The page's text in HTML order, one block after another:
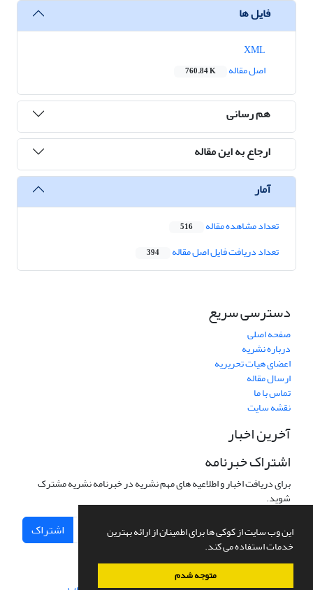
این وب سایت از کوکی ها برای اطمینان از ارائه بهترین
خدمات استفاده می کند.
متوجه شدم
فایل ها
اصل مقاله
760.84 K
هم رسانی
ارجاع به این مقاله
آمار
تعداد مشاهده مقاله 516
تعداد دریافت فایل اصل مقاله 394
دسترسی سریع
صفحه اصلی
درباره نشریه
اعضای هیات تحریریه
ارسال مقاله
تماس با ما
نقشه سایت
آخرین اخبار
اشتراک خبرنامه
برای دریافت اخبار و اطلاعیه های مهم نشریه در خبرنامه نشریه مشترک
شوید.
اشتراک